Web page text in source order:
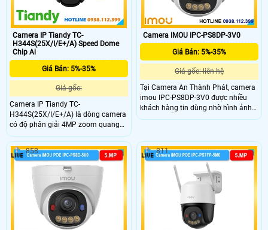
Camera IP Tiandy TC-
H344S(25X/I/E+/A) Speed Dome
Chip Ai
Giá Bán: 5%-35%
Giá gốc:
Camera IP Tiandy TC-
H344S(25X/I/E+/A) là dòng camera
có độ phân giải 4MP zoom quang
học 25x và zoom số 16. Tầm quan
sát hồng ngoại ban đêm lên đến
150m. Trang bị công nghệ AI thông
minh và theo dõi tự động. Khe cắm
thẻ Micro SD dung lượng tối đa
512GB.
Camera IMOU IPC-PS8DP-3V0
Giá Bán: 5%-35%
Giá gốc: liên hệ
Tại Camera An Thành Phát, camera
imou IPC-PS8DP-3V0 được nhiều
khách hàng tin dùng nhờ hình ảnh
sắc nét, hỗ trợ full màu ban đêm,
858 811